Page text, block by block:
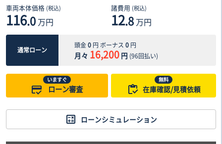
車両本体価格 (税込)
116.0 万円
諸費用 (税込)
12.8 万円
通常ローン
頭金0円 ボーナス 0円
月々 16,200円 (96回払い)
いますぐ
ローン審査
無料
在庫確認/見積依頼
ローンシミュレーション